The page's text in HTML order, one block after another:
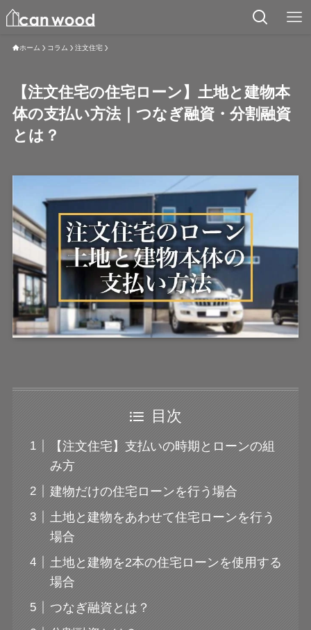
ホーム コラム 注文住宅
【注文住宅の住宅ローン】土地と建物本
体の支払い方法｜つなぎ融資・分割融資
とは？
目次
【注文住宅】支払いの時期とローンの組
み方
建物だけの住宅ローンを行う場合
土地と建物をあわせて住宅ローンを行う
場合
土地と建物を2本の住宅ローンを使用する
場合
つなぎ融資とは？